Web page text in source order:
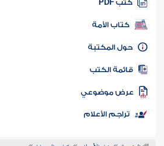
كتب PDF
كتاب الأمة
المكتبة
الكتب
موضوعي